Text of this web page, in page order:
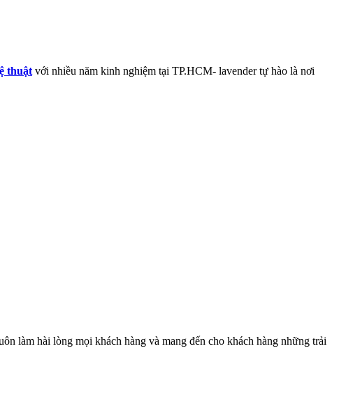
thuật với nhiều năm kinh nghiệm tại TP.HCM- lavender tự hào là nơi
làm hài lòng mọi khách hàng và mang đến cho khách hàng những trải